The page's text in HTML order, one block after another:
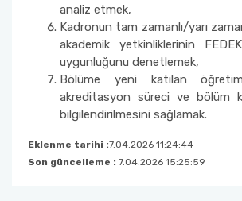
analiz etmek,
Kadronun tam zamanlı/yarı
akademik yetkinliklerinin
uygunluğunu denetlemek,
Bölüme yeni katılan öğretim
akreditasyon süreci ve bölüm
bilgilendirilmesini sağlamak.
Eklenme tarihi :7.04.2026 11:24:44
Son güncelleme : 7.04.2026 15:25:59
Laboratuvar Komisyonu
Projeler ve Kurum Desteği/Bütçe
Kütüphane ve Dokümantasyon
Bölüm Tanıtım ve Rehberlik Komisyonu